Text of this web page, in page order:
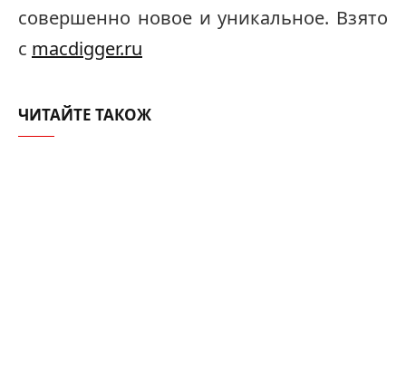
совершенно новое и уникальное. Взято
с macdigger.ru
ЧИТАЙТЕ ТАКОЖ